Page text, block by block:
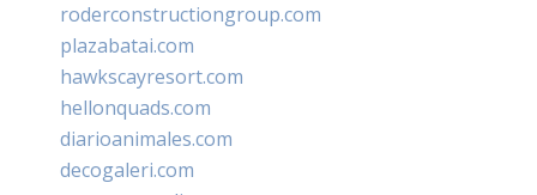
roderconstructiongroup.com
plazabatai.com
hawkscayresort.com
hellonquads.com
diarioanimales.com
decogaleri.com